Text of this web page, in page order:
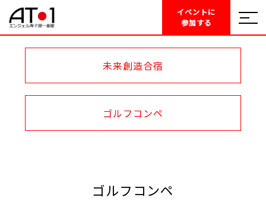
イベントに
参加する
未来創造合宿
ゴルフコンペ
ゴルフコンペ